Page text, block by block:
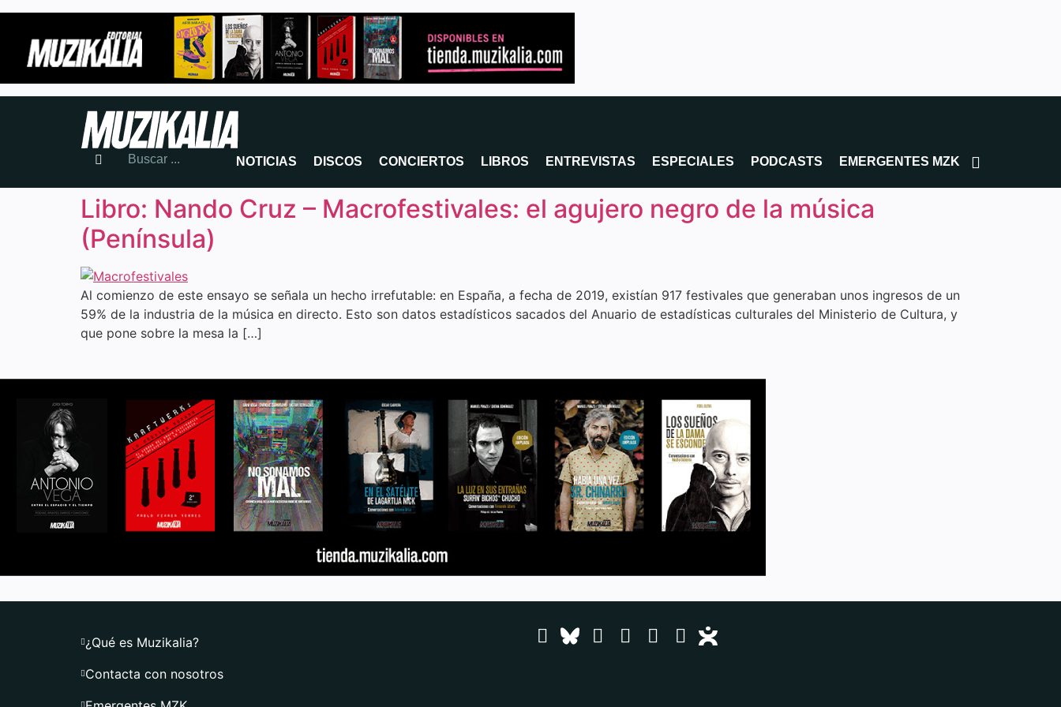
NOTICIAS DISCOS CONCIERTOS LIBROS ENTREVISTAS ESPECIALES PODCASTS EMERGENTES MZK
Libro: Nando Cruz – Macrofestivales: el agujero negro de la música
(Península)
Al comienzo de este ensayo se señala un hecho irrefutable: en España, a fecha de 2019, existían 917 festivales que generaban unos ingresos de un
59% de la industria de la música en directo. Esto son datos estadísticos sacados del Anuario de estadísticas culturales del Ministerio de Cultura, y
que pone sobre la mesa la […]
¿Qué es Muzikalia?
Contacta con nosotros